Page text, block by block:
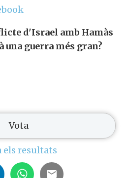
d'Israel amb Hamàs
una guerra més gran?
els resultats